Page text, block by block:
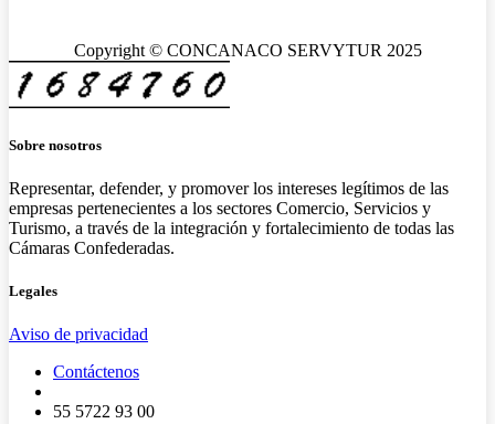
Copyright © CONCANACO SERVYTUR 2025
Sobre nosotros
Representar, defender, y promover los intereses legítimos de las
empresas pertenecientes a los sectores Comercio, Servicios y
Turismo, a través de la integración y fortalecimiento de todas las
Cámaras Confederadas.
Legales
Aviso de privacidad
Contáctenos
55 5722 93 00